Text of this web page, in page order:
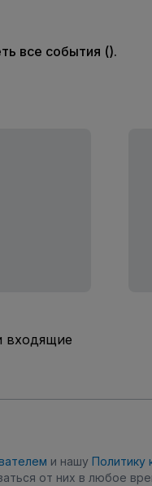
все события ().
входящие
и нашу Политику
от них в любое